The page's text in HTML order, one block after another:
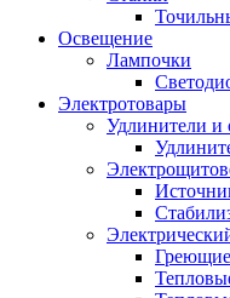
Освещение
Лампочки
Электротовары
Удлинители и